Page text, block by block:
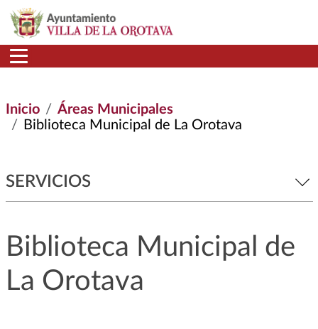
Pasar al contenido principal
Inicio
Áreas Municipales
Biblioteca Municipal de La Orotava
SERVICIOS
Biblioteca Municipal de
La Orotava